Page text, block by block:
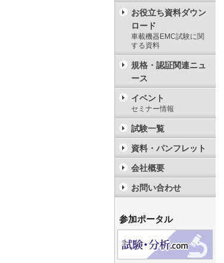
お役立ち資料ダウン
ロード
車載機器EMC試験に関
する資料
規格・認証関連ニュ
ース
イベント
セミナー情報
試験一覧
資料・パンフレット
会社概要
お問い合わせ
参加ポータル